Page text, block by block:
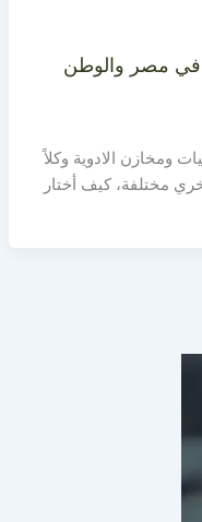
في مصر والوطن
ومخازن الادوية وكلاً
مختلفة، كيف أختار